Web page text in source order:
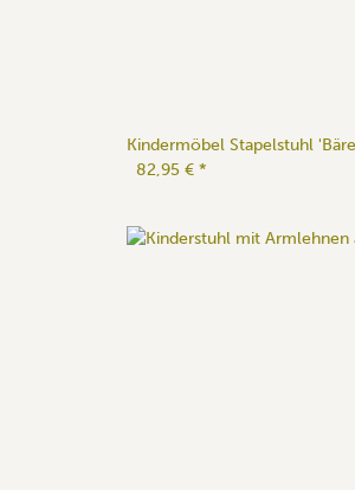
Kindermöbel Stapelstuhl
82,95 € *